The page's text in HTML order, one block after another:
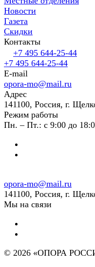
Новости
Газета
Скидки
Контакты
+7 495 644-25-44
+7 495 644-25-44
E-mail
opora-mo@mail.ru
Адрес
141100, Россия, г.
Режим работы
Пн. – Пт.: с 9:00 до
opora-mo@mail.ru
141100, Россия, г.
Мы на связи
© 2026 «ОПОРА